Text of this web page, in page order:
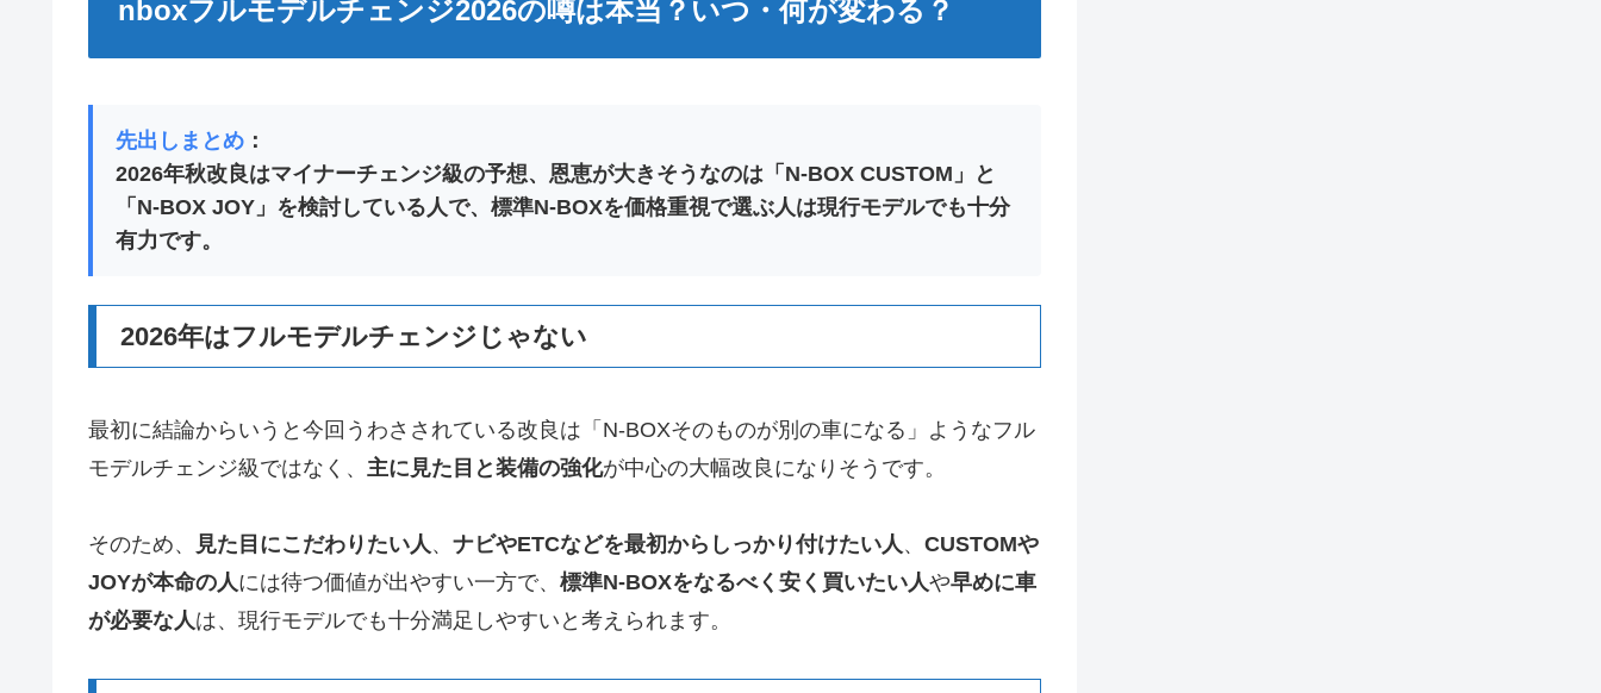
nboxフルモデルチェンジ2026の噂は本当？いつ・何が変わる？
先出しまとめ
2026年秋改良はマイナーチェンジ級の予想、恩恵が大きそうなのは「N-BOX CUSTOM」と
「N-BOX JOY」を検討している人で、標準N-BOXを価格重視で選ぶ人は現行モデルでも十分
有力です。
2026年はフルモデルチェンジじゃない
最初に結論からいうと今回うわさされている改良は「N-BOXそのものが別の車になる」ようなフル
モデルチェンジ級ではなく、 主に見た目と装備の強化が中心の大幅改良になりそうです。
そのため、 見た目にこだわりたい人、 ナビやETCなどを最初からしっかり付けたい人、 CUSTOMや
JOYが本命の人には待つ価値が出やすい一方で、 標準N-BOXをなるべく安く買いたい人や早めに車
が必要な人は、現行モデルでも十分満足しやすいと考えられます。